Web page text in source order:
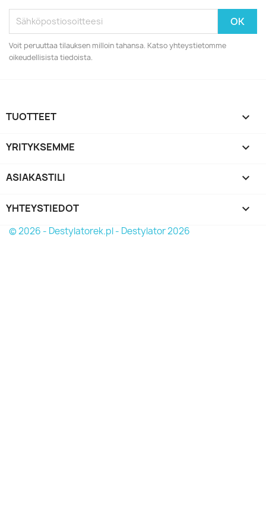
Voit peruuttaa tilauksen milloin tahansa. Katso yhteystietomme
oikeudellisista tiedoista.
TUOTTEET 
YRITYKSEMME 
ASIAKASTILI 
YHTEYSTIEDOT keyboard_arrow_down
© 2026 - Destylatorek.pl - Destylator 2026